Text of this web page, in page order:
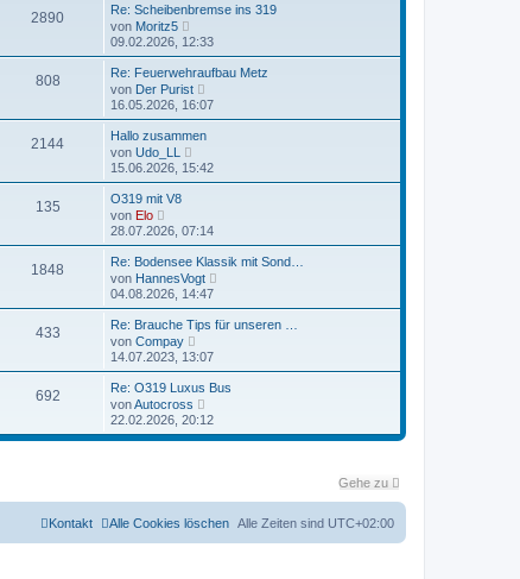
s
e
r
B
i
t
r
a
2890
Re: Scheibenbremse ins 319
von Moritz5
e
u
s
t
e
r
B
e
i
t
09.02.2026, 12:33
808
Re: Feuerwehraufbau Metz
von Der Purist
e
u
s
e
r
t
r
a
g
16.05.2026, 16:07
2144
Hallo zusammen
von Udo_LL
e
u
e
r
B
e
i
t
r
a
g
15.06.2026, 15:42
135
O319 mit V8
von Elo
e
u
s
t
e
r
B
e
i
t
r
a
g
28.07.2026, 07:14
1848
Re: Bodensee Klassik mit Sond…
von HannesVogt
e
s
r
B
t
r
04.08.2026, 14:47
433
Re: Brauche Tips für unseren …
von Compay
e
u
s
e
r
a
14.07.2023, 13:07
692
Re: O319 Luxus Bus
vonAutocross
e
u
e
r
e
i
22.02.2026, 20:12
Gehe zu
Alle Zeiten sind UTC+02:00
Alle Cookies löschen
Kontakt